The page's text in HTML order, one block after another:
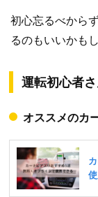
初心忘るべから
るのもいいかも
運転初心者
オススメのカ